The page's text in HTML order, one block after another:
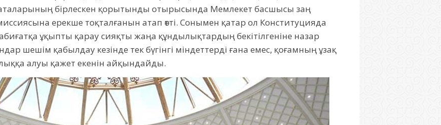
бірлескен қорытынды отырысында Мемлекет басшысы заң
ерекше тоқталғанын атап өтті. Сонымен қатар ол Конституцияда
ұқыпты қарау сияқты жаңа құндылықтардың бекітілгеніне назар
шешім қабылдау кезінде тек бүгінгі міндеттерді ғана емес, қоғамның ұзақ
алуы қажет екенін айқындайды.